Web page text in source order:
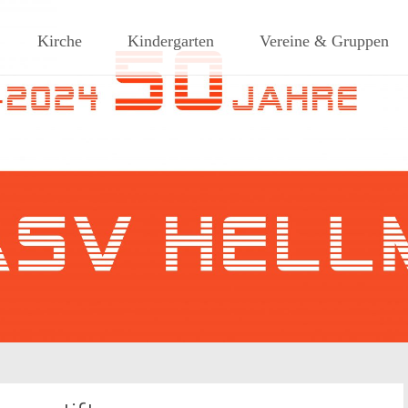
Dorf am Rande des
Kirche Kindergarten Vereine & Gruppen